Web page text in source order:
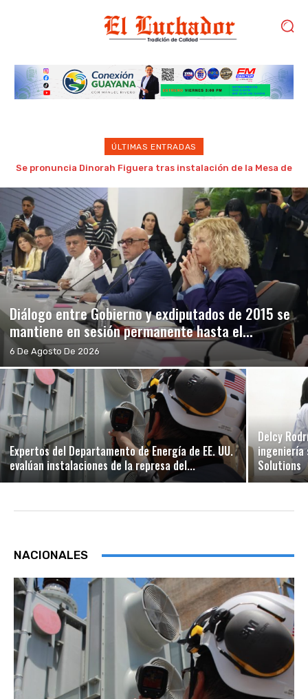
ÚLTIMAS ENTRADAS
Gobierno de Trump considera como “una oportunidad única”
Diálogo entre Gobierno y exdiputados de 2015 se
mantiene en sesión permanente hasta el...
6 De Agosto De 2026
Expertos del Departamento de Energía de EE. UU.
evalúan instalaciones de la represa del...
Delcy
ingeniería
Solutions
NACIONALES